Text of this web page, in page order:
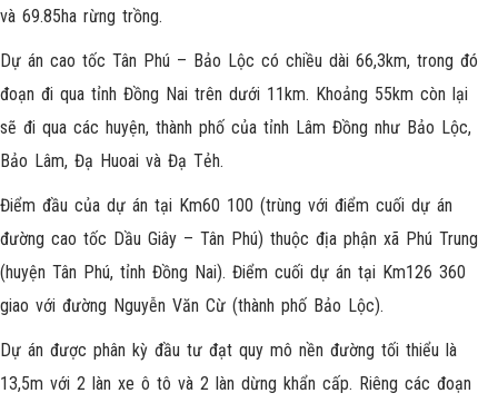
và 69.85ha rừng trồng.
Dự án cao tốc Tân Phú – Bảo Lộc có chiều dài 66,3km, trong đó
đoạn đi qua tỉnh Đồng Nai trên dưới 11km. Khoảng 55km còn lại
sẽ đi qua các huyện, thành phố của tỉnh Lâm Đồng như Bảo Lộc,
Bảo Lâm, Đạ Huoai và Đạ Tẻh.
Điểm đầu của dự án tại Km60 100 (trùng với điểm cuối dự án
đường cao tốc Dầu Giây – Tân Phú) thuộc địa phận xã Phú Trung
(huyện Tân Phú, tỉnh Đồng Nai). Điểm cuối dự án tại Km126 360
giao với đường Nguyễn Văn Cừ (thành phố Bảo Lộc).
Dự án được phân kỳ đầu tư đạt quy mô nền đường tối thiểu là
13,5m với 2 làn xe ô tô và 2 làn dừng khẩn cấp. Riêng các đoạn